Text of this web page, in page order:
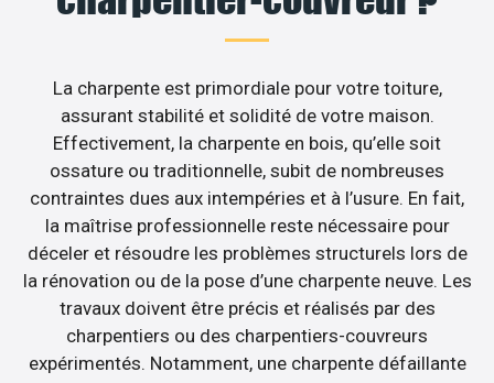
La charpente est primordiale pour votre toiture,
assurant stabilité et solidité de votre maison.
Effectivement, la charpente en bois, qu’elle soit
ossature ou traditionnelle, subit de nombreuses
contraintes dues aux intempéries et à l’usure. En fait,
la maîtrise professionnelle reste nécessaire pour
déceler et résoudre les problèmes structurels lors de
la rénovation ou de la pose d’une charpente neuve. Les
travaux doivent être précis et réalisés par des
charpentiers ou des charpentiers-couvreurs
expérimentés. Notamment, une charpente défaillante